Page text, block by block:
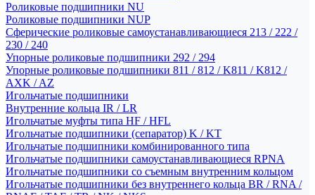
Роликовые подшипники NU
Роликовые подшипники NUP
Сферические роликовые самоустанавливающиеся 213 / 222 /
230 / 240
Упорные роликовые подшипники 292 / 294
Упорные роликовые подшипники 811 / 812 / K811 / K812 /
AXK / AZ
Игольчатые подшипники
Внутренние кольца IR / LR
Игольчатые муфты типа HF / HFL
Игольчатые подшипники (сепаратор) K / KT
Игольчатые подшипники комбинированного типа
Игольчатые подшипники самоустанавливающиеся RPNA
Игольчатые подшипники со съемным внутренним кольцом
Игольчатые подшипники без внутреннего кольца BR / RNA /